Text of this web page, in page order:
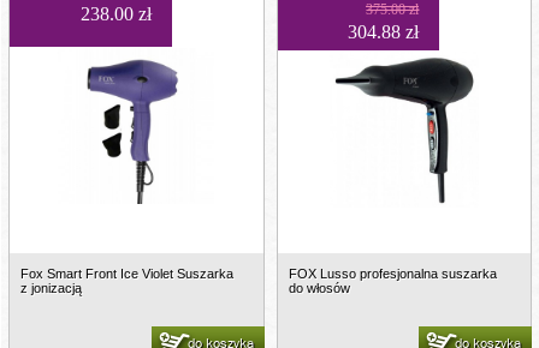
238.00 zł
Fox Smart Front Ice Violet Suszarka
z jonizacją
do koszyka
375.00 zł
304.88 zł
FOX Lusso profesjonalna suszarka
do włosów
do koszyka